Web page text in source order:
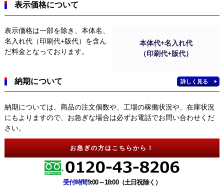
表示価格について
表示価格は一部を除き、本体名、
名入れ代（印刷代+版代）を含ん
だ料金となっております。
本体代+名入れ代
（印刷代+版代）
納期について 詳しく見る
納期については、商品の注文個数や、工場の稼働状況や、在庫状況
にもよりますので、お急ぎな場合は必ずお電話でお問い合わせくだ
さい。
お急ぎの方はこちらから！
受付時間9:00～18:00（土日祝除く）